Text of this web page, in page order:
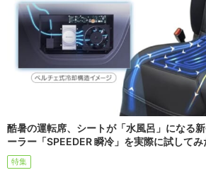
酷暑の運転席、シートが「水風呂」になる
ーラー「SPEEDER 瞬冷」を実際に試してみ
特集